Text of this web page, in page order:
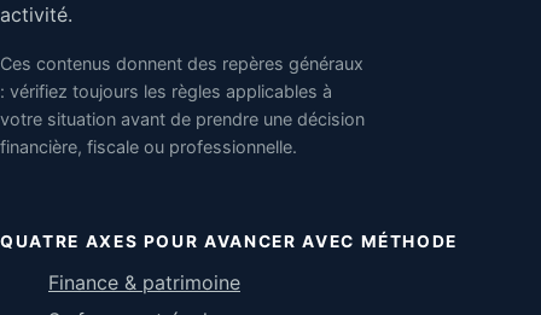
activité.
Ces contenus donnent des repères généraux
: vérifiez toujours les règles applicables à
votre situation avant de prendre une décision
financière, fiscale ou professionnelle.
QUATRE AXES POUR AVANCER AVEC MÉTHODE
Finance & patrimoine